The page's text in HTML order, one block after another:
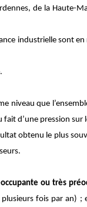
de la Haute-
industrielle sont
niveau que
d’une pression
obtenu le plus
ou très
fois par